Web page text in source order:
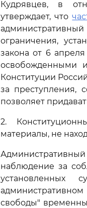
Кудрявцев, в
утверждает, что
административный
ограничения,
закона от 6
освобожденными
Конституции
за преступления,
позволяет
2.
материалы, не
наблюдение за
свободы"